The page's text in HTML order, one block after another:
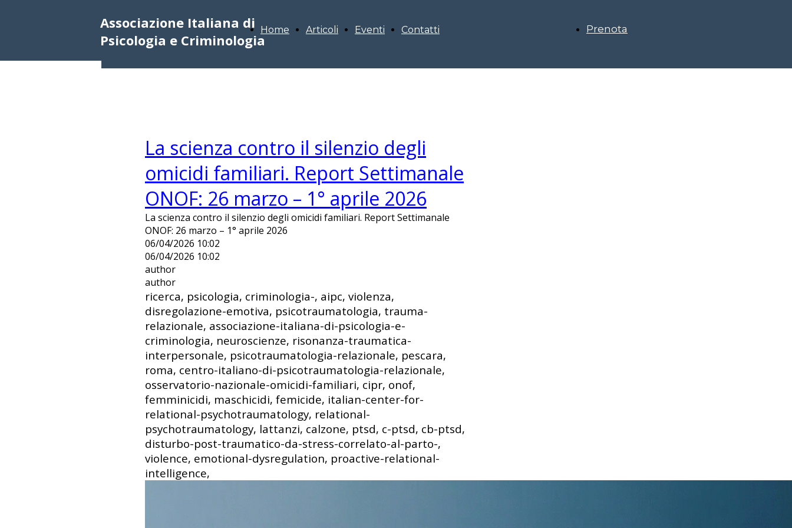
Associazione Italiana di
Psicologia e Criminologia
Prenota
Home Articoli Eventi Contatti
La scienza contro il silenzio degli
omicidi familiari. Report Settimanale
ONOF: 26 marzo – 1° aprile 2026
La scienza contro il silenzio degli omicidi familiari. Report Settimanale
ONOF: 26 marzo – 1° aprile 2026
06/04/2026 10:02
06/04/2026 10:02
author
author
ricerca, psicologia, criminologia-, aipc, violenza,
disregolazione-emotiva, psicotraumatologia, trauma-
relazionale, associazione-italiana-di-psicologia-e-
criminologia, neuroscienze, risonanza-traumatica-
interpersonale, psicotraumatologia-relazionale, pescara,
roma, centro-italiano-di-psicotraumatologia-relazionale,
osservatorio-nazionale-omicidi-familiari, cipr, onof,
femminicidi, maschicidi, femicide, italian-center-for-
relational-psychotraumatology, relational-
psychotraumatology, lattanzi, calzone, ptsd, c-ptsd, cb-ptsd,
disturbo-post-traumatico-da-stress-correlato-al-parto-,
violence, emotional-dysregulation, proactive-relational-
intelligence,